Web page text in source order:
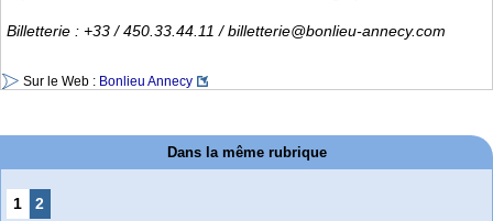
Billetterie : +33 / 450.33.44.11 / billetterie@bonlieu-annecy.com
Sur le Web : Bonlieu Annecy
Dans la même rubrique
1 2